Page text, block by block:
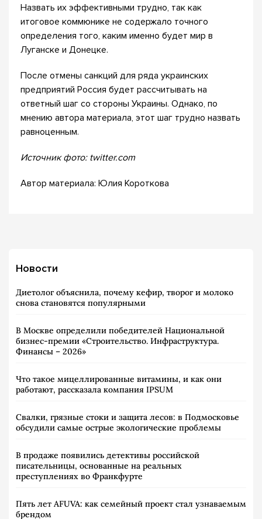
Назвать их эффективными трудно, так как
итоговое коммюнике не содержало точного
определения того, каким именно будет мир в
Луганске и Донецке.
После отмены санкций для ряда украинских
предприятий Россия будет рассчитывать на
ответный шаг со стороны Украины. Однако, по
мнению автора материала, этот шаг трудно назвать
равноценным.
Источник фото: twitter.com
Автор материала: Юлия Короткова
Новости
Диетолог объяснила, почему кефир, творог и молоко
снова становятся популярными
В Москве определили победителей Национальной
бизнес-премии «Строительство. Инфраструктура.
Финансы – 2026»
Что такое мицеллированные витамины, и как они
работают, рассказала компания IPSUM
Свалки, грязные стоки и защита лесов: в Подмосковье
обсудили самые острые экологические проблемы
В продаже появились детективы российской
писательницы, основанные на реальных
преступлениях во Франкфурте
Пять лет AFUVA: как семейный проект стал узнаваемым
брендом